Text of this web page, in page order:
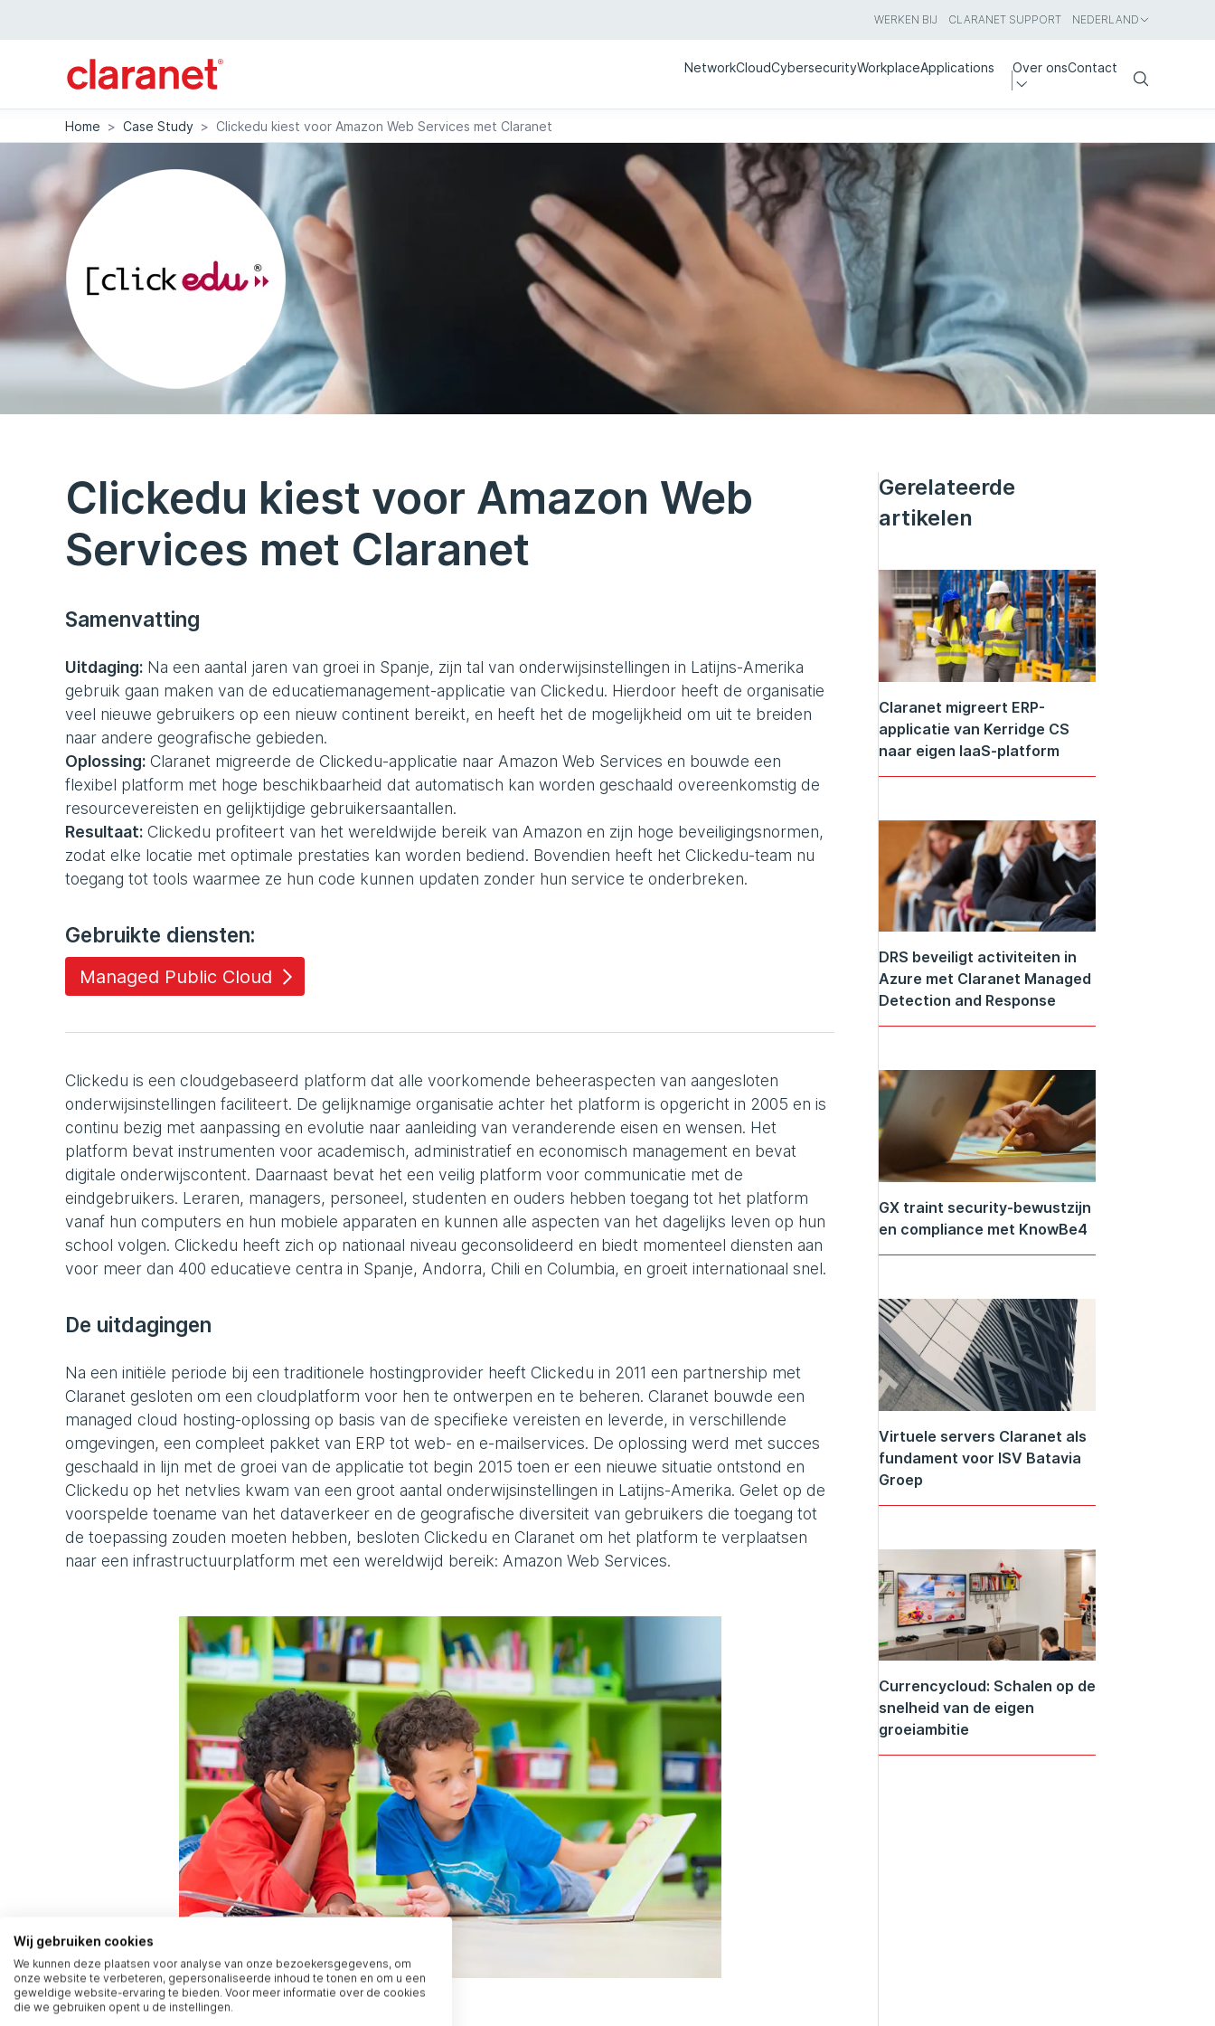
WERKEN BIJ CLARANET SUPPORT NEDERLAND
NetworkCloudCybersecurityWorkplaceApplications Over onsContact
Search
Home > Case Study > Clickedu kiest voor Amazon Web Services met Claranet
Clickedu kiest voor Amazon Web
Services met Claranet
Samenvatting
Uitdaging: Na een aantal jaren van groei in Spanje, zijn tal van onderwijsinstellingen in Latijns-Amerika
gebruik gaan maken van de educatiemanagement-applicatie van Clickedu. Hierdoor heeft de organisatie
veel nieuwe gebruikers op een nieuw continent bereikt, en heeft het de mogelijkheid om uit te breiden
naar andere geografische gebieden.
Oplossing: Claranet migreerde de Clickedu-applicatie naar Amazon Web Services en bouwde een
flexibel platform met hoge beschikbaarheid dat automatisch kan worden geschaald overeenkomstig de
resourcevereisten en gelijktijdige gebruikersaantallen.
Resultaat: Clickedu profiteert van het wereldwijde bereik van Amazon en zijn hoge beveiligingsnormen,
zodat elke locatie met optimale prestaties kan worden bediend. Bovendien heeft het Clickedu-team nu
toegang tot tools waarmee ze hun code kunnen updaten zonder hun service te onderbreken.
Gebruikte diensten:
Managed Public Cloud
Clickedu is een cloudgebaseerd platform dat alle voorkomende beheeraspecten van aangesloten
onderwijsinstellingen faciliteert. De gelijknamige organisatie achter het platform is opgericht in 2005 en is
continu bezig met aanpassing en evolutie naar aanleiding van veranderende eisen en wensen. Het
platform bevat instrumenten voor academisch, administratief en economisch management en bevat
digitale onderwijscontent. Daarnaast bevat het een veilig platform voor communicatie met de
eindgebruikers. Leraren, managers, personeel, studenten en ouders hebben toegang tot het platform
vanaf hun computers en hun mobiele apparaten en kunnen alle aspecten van het dagelijks leven op hun
school volgen. Clickedu heeft zich op nationaal niveau geconsolideerd en biedt momenteel diensten aan
voor meer dan 400 educatieve centra in Spanje, Andorra, Chili en Columbia, en groeit internationaal snel.
De uitdagingen
Na een initiële periode bij een traditionele hostingprovider heeft Clickedu in 2011 een partnership met
Claranet gesloten om een cloudplatform voor hen te ontwerpen en te beheren. Claranet bouwde een
managed cloud hosting-oplossing op basis van de specifieke vereisten en leverde, in verschillende
omgevingen, een compleet pakket van ERP tot web- en e-mailservices. De oplossing werd met succes
geschaald in lijn met de groei van de applicatie tot begin 2015 toen er een nieuwe situatie ontstond en
Clickedu op het netvlies kwam van een groot aantal onderwijsinstellingen in Latijns-Amerika. Gelet op de
voorspelde toename van het dataverkeer en de geografische diversiteit van gebruikers die toegang tot
de toepassing zouden moeten hebben, besloten Clickedu en Claranet om het platform te verplaatsen
naar een infrastructuurplatform met een wereldwijd bereik: Amazon Web Services.
Gerelateerde
artikelen
Claranet migreert ERP-
applicatie van Kerridge CS
naar eigen IaaS-platform
DRS beveiligt activiteiten in
Azure met Claranet Managed
Detection and Response
GX traint security-bewustzijn
en compliance met KnowBe4
Virtuele servers Claranet als
fundament voor ISV Batavia
Groep
Currencycloud: Schalen op de
snelheid van de eigen
groeiambitie
Wij gebruiken cookies
We kunnen deze plaatsen voor analyse van onze bezoekersgegevens, om
onze website te verbeteren, gepersonaliseerde inhoud te tonen en om u een
geweldige website-ervaring te bieden. Voor meer informatie over de cookies
die we gebruiken opent u de instellingen.